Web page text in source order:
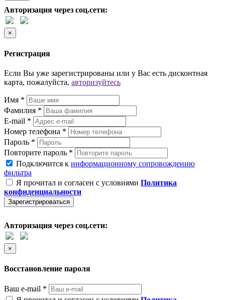
Авторизация через соц.сети:
×
Регистрация
Если Вы уже зарегистрированы или у Вас есть дисконтная
карта, пожалуйста, авторизуйтесь
Имя *
Фамилия *
E-mail *
Номер телефона *
Пароль *
Повторите пароль *
Подключится к информационному сопровождению
фильтра
Я прочитал и согласен с условиями Политика
конфиденциальности
Зарегистрироваться
Авторизация через соц.сети:
×
Восстановление пароля
Ваш e-mail *